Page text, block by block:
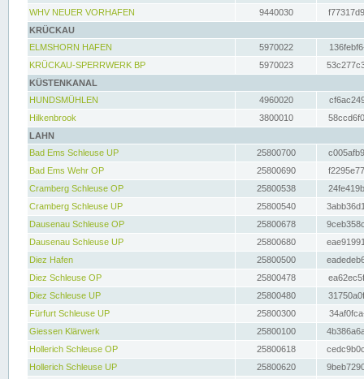
WHV NEUER VORHAFEN
9440030
KRÜCKAU
ELMSHORN HAFEN
5970022
KRÜCKAU-SPERRWERK BP
5970023
KÜSTENKANAL
HUNDSMÜHLEN
4960020
Hilkenbrook
3800010
LAHN
Bad Ems Schleuse UP
25800700
Bad Ems Wehr OP
25800690
Cramberg Schleuse OP
25800538
Cramberg Schleuse UP
25800540
Dausenau Schleuse OP
25800678
Dausenau Schleuse UP
25800680
Diez Hafen
25800500
Diez Schleuse OP
25800478
Diez Schleuse UP
25800480
Fürfurt Schleuse UP
25800300
Giessen Klärwerk
25800100
Hollerich Schleuse OP
25800618
Hollerich Schleuse UP
25800620